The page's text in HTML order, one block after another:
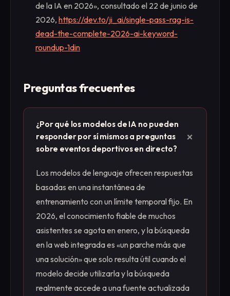
de la IA en 2026», consultado el 22 de junio de
2026, https://dev.to/ji_ai/single-pass-rag-is-
dead-the-complete-2026-ai-keyword-
roundup-1din
Preguntas frecuentes
¿Por qué los modelos de IA no pueden
responder por sí mismos a preguntas
sobre eventos deportivos en directo?
+
Los modelos de lenguaje ofrecen respuestas
basadas en una instantánea de
entrenamiento con un límite temporal fijo. En
2026, el conocimiento fiable de muchos
asistentes se agota en enero, y la búsqueda
en la web integrada es «un parche más que
una solución» que solo resulta útil cuando el
modelo decide utilizarla y la búsqueda
realmente accede a una fuente actualizada